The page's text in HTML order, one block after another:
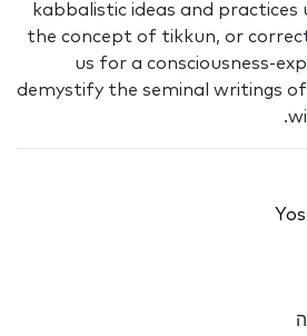
kabbalistic ideas and practices
the concept of tikkun, or
us for a consciousness-
demystify the seminal writings